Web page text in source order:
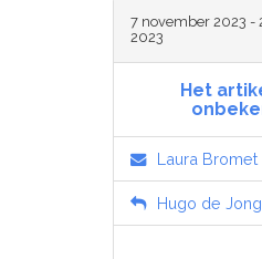
7 november 2023 -
2023
Het
Laura Bromet
Hugo de